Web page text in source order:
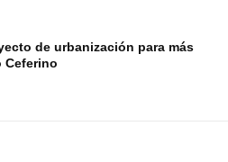
de urbanización para más
Ceferino